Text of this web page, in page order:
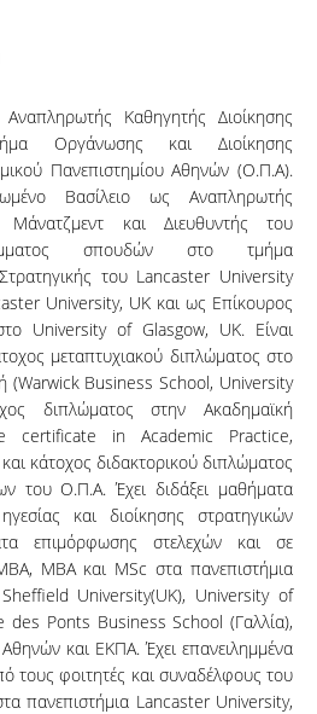
Καθηγητής Διοίκησης
Οργάνωσης και Διοίκησης
Πανεπιστημίου Αθηνών (Ο.Π.Α).
Βασίλειο ως Αναπληρωτής
Μάνατζμεντ και Διευθυντής του
σπουδών στο τμήμα
Στρατηγικής του Lancaster University
University, UK και ως Επίκουρος
University of Glasgow, UK. Είναι
μεταπτυχιακού διπλώματος στο
(Warwick Business School, University
διπλώματος στην Ακαδημαϊκή
certificate in Academic Practice,
κάτοχος διδακτορικού διπλώματος
του Ο.Π.Α. Έχει διδάξει μαθήματα
και διοίκησης στρατηγικών
επιμόρφωσης στελεχών και σε
MBA και MSc στα πανεπιστήμια
University(UK), University of
des Ponts Business School (Γαλλία),
και ΕΚΠΑ. Έχει επανειλημμένα
τους φοιτητές και συναδέλφους του
πανεπιστήμια Lancaster University,